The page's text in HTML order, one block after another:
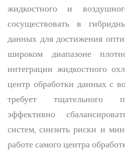
жидкостного и
сосуществовать в
данных для достижения
широком диапазоне
интеграции жидкостного
центр обработки данных с
требует тщательного
эффективно
систем, снизить риски и
работе самого центра